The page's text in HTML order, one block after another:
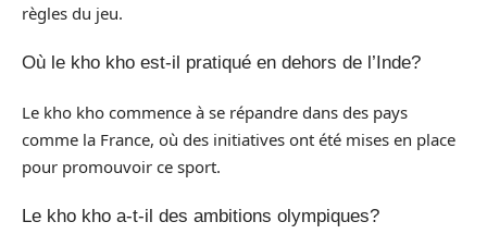
règles du jeu.
Où le kho kho est-il pratiqué en dehors de l’Inde?
Le kho kho commence à se répandre dans des pays
comme la France, où des initiatives ont été mises en place
pour promouvoir ce sport.
Le kho kho a-t-il des ambitions olympiques?